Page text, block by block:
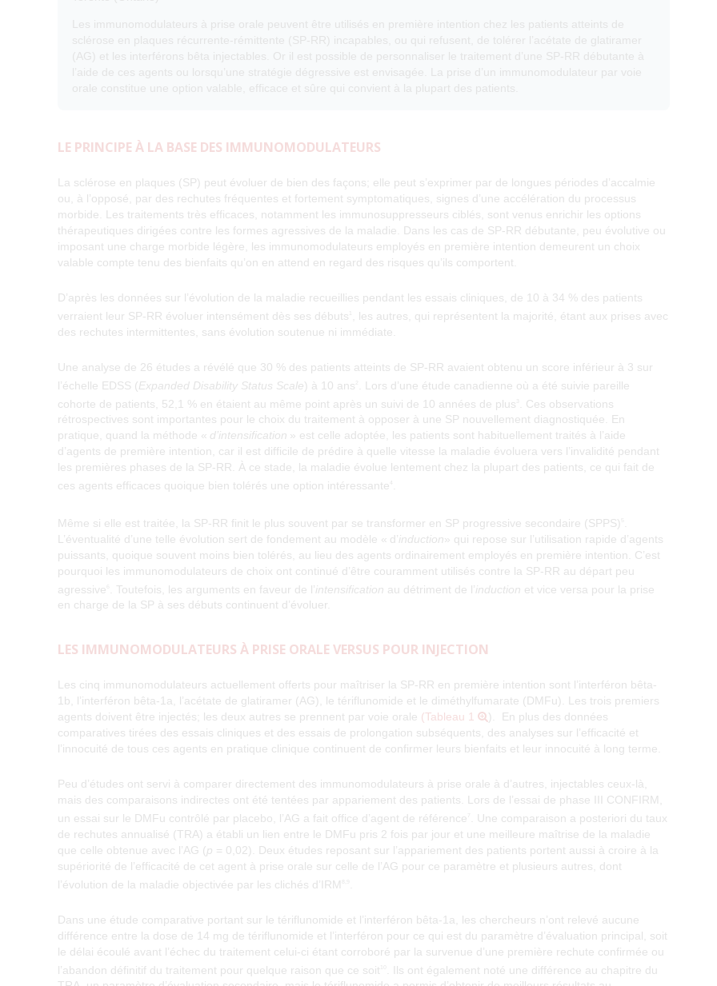
Les immunomodulateurs à prise orale peuvent être utilisés en première intention chez les patients atteints de
sclérose en plaques récurrente-rémittente (SP-RR) incapables, ou qui refusent, de tolérer l’acétate de glatiramer
(AG) et les interférons bêta injectables. Or il est possible de personnaliser le traitement d’une SP-RR débutante à
l’aide de ces agents ou lorsqu’une stratégie dégressive est envisagée. La prise d’un immunomodulateur par voie
orale constitue une option valable, efficace et sûre qui convient à la plupart des patients.
LE PRINCIPE À LA BASE DES IMMUNOMODULATEURS
La sclérose en plaques (SP) peut évoluer de bien des façons; elle peut s’exprimer par de longues périodes d’accalmie
ou, à l’opposé, par des rechutes fréquentes et fortement symptomatiques, signes d’une accélération du processus
morbide. Les traitements très efficaces, notamment les immunosuppresseurs ciblés, sont venus enrichir les options
thérapeutiques dirigées contre les formes agressives de la maladie. Dans les cas de SP-RR débutante, peu évolutive ou
imposant une charge morbide légère, les immunomodulateurs employés en première intention demeurent un choix
valable compte tenu des bienfaits qu’on en attend en regard des risques qu’ils comportent.
D’après les données sur l’évolution de la maladie recueillies pendant les essais cliniques, de 10 à 34 % des patients
verraient leur SP-RR évoluer intensément dès ses débuts
, les autres, qui représentent la majorité, étant aux prises avec
des rechutes intermittentes, sans évolution soutenue ni immédiate.
Une analyse de 26 études a révélé que 30 % des patients atteints de SP-RR avaient obtenu un score inférieur à 3 sur
l’échelle EDSS (Expanded Disability Status Scale) à 10 ans
. Lors d’une étude canadienne où a été suivie pareille
cohorte de patients, 52,1 % en étaient au même point après un suivi de 10 années de plus
. Ces observations
rétrospectives sont importantes pour le choix du traitement à opposer à une SP nouvellement diagnostiquée. En
pratique, quand la méthode « d’intensification » est celle adoptée, les patients sont habituellement traités à l’aide
d’agents de première intention, car il est difficile de prédire à quelle vitesse la maladie évoluera vers l’invalidité pendant
les premières phases de la SP-RR. À ce stade, la maladie évolue lentement chez la plupart des patients, ce qui fait de
ces agents efficaces quoique bien tolérés une option intéressante
Même si elle est traitée, la SP-RR finit le plus souvent par se transformer en SP progressive secondaire (SPPS)
L’éventualité d’une telle évolution sert de fondement au modèle « d’induction» qui repose sur l’utilisation rapide d’agents
puissants, quoique souvent moins bien tolérés, au lieu des agents ordinairement employés en première intention. C’est
pourquoi les immunomodulateurs de choix ont continué d’être couramment utilisés contre la SP-RR au départ peu
agressive
. Toutefois, les arguments en faveur de l’intensification au détriment de l’induction et vice versa pour la prise
en charge de la SP à ses débuts continuent d’évoluer.
LES IMMUNOMODULATEURS À PRISE ORALE VERSUS POUR INJECTION
Les cinq immunomodulateurs actuellement offerts pour maîtriser la SP-RR en première intention sont l’interféron bêta-
1b, l’interféron bêta-1a, l’acétate de glatiramer (AG), le tériflunomide et le diméthylfumarate (DMFu). Les trois premiers
agents doivent être injectés; les deux autres se prennent par voie orale (Tableau 1
). En plus des données
comparatives tirées des essais cliniques et des essais de prolongation subséquents, des analyses sur l’efficacité et
l’innocuité de tous ces agents en pratique clinique continuent de confirmer leurs bienfaits et leur innocuité à long terme.
Peu d’études ont servi à comparer directement des immunomodulateurs à prise orale à d’autres, injectables ceux-là,
mais des comparaisons indirectes ont été tentées par appariement des patients. Lors de l’essai de phase III CONFIRM,
un essai sur le DMFu contrôlé par placebo, l’AG a fait office d’agent de référence
. Une comparaison a posteriori du taux
de rechutes annualisé (TRA) a établi un lien entre le DMFu pris 2 fois par jour et une meilleure maîtrise de la maladie
que celle obtenue avec l’AG (p = 0,02). Deux études reposant sur l’appariement des patients portent aussi à croire à la
supériorité de l’efficacité de cet agent à prise orale sur celle de l’AG pour ce paramètre et plusieurs autres, dont
l’évolution de la maladie objectivée par les clichés d’IRM
Dans une étude comparative portant sur le tériflunomide et l’interféron bêta-1a, les chercheurs n’ont relevé aucune
différence entre la dose de 14 mg de tériflunomide et l’interféron pour ce qui est du paramètre d’évaluation principal, soit
le délai écoulé avant l’échec du traitement celui-ci étant corroboré par la survenue d’une première rechute confirmée ou
l’abandon définitif du traitement pour quelque raison que ce soit
. Ils ont également noté une différence au chapitre du